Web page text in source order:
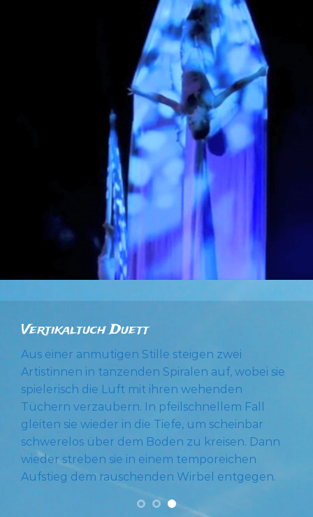
Vertikaltuch Duett
Aus einer anmutigen Stille steigen zwei
Artistinnen in tanzenden Spiralen auf, wobei sie
spielerisch die Luft mit ihren wehenden
Tüchern verzaubern. In pfeilschnellem Fall
gleiten sie wieder in die Tiefe, um scheinbar
schwerelos über dem Boden zu kreisen. Dann
wieder streben sie in einem temporeichen
Aufstieg dem rauschenden Wirbel entgegen.